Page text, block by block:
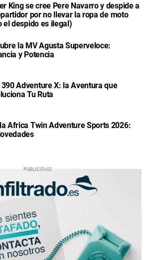
King se cree Pere Navarro y despide a
por no llevar la ropa de moto
el despido es ilegal)
la MV Agusta Superveloce:
y Potencia
390 Adventure X: la Aventura que
Tu Ruta
Africa Twin Adventure Sports 2026: